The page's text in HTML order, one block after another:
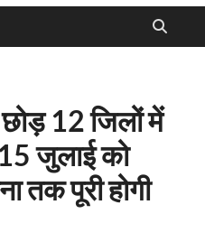
छोड़ 12 जिलों में
जुलाई को
तक पूरी होगी